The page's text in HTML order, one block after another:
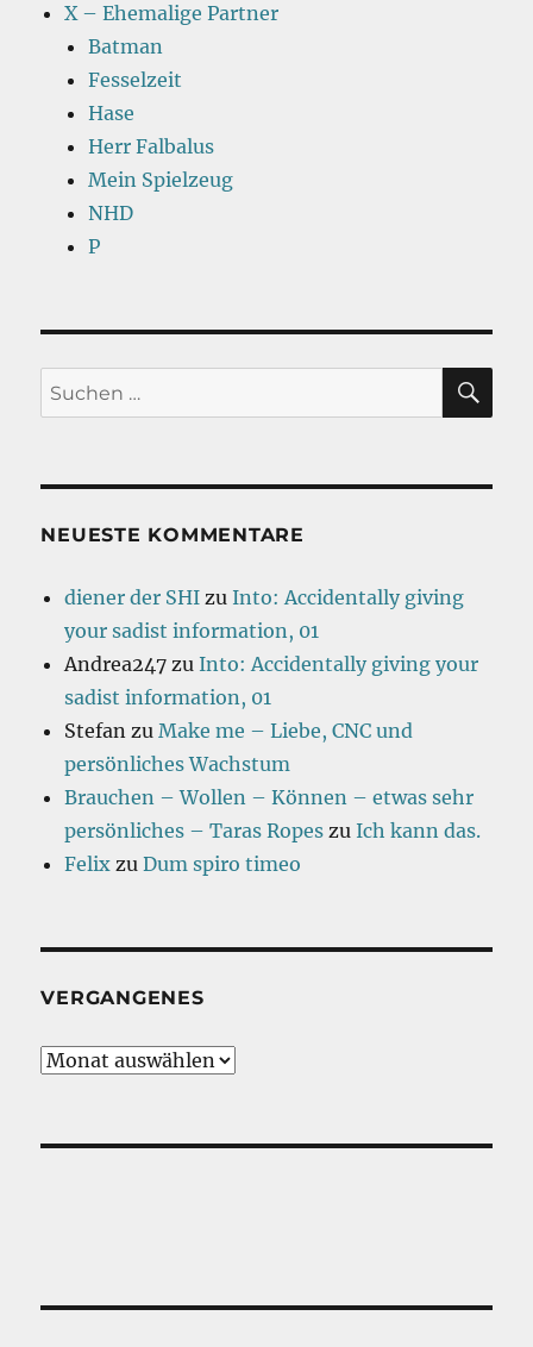
X – Ehemalige Partner
Batman
Fesselzeit
Hase
Herr Falbalus
Mein Spielzeug
NHD
P
Suchen
nach:
NEUESTE KOMMENTARE
diener der SHI zuInto: Accidentally giving
your sadist information, 01
Andrea247 zuInto: Accidentally giving your
sadist information, 01
Stefan zuMake me – Liebe, CNC und
persönliches Wachstum
Brauchen – Wollen – Können – etwas sehr
persönliches – Taras Ropes zuIch kann das.
Felix zuDum spiro timeo
VERGANGENES
Vergangenes